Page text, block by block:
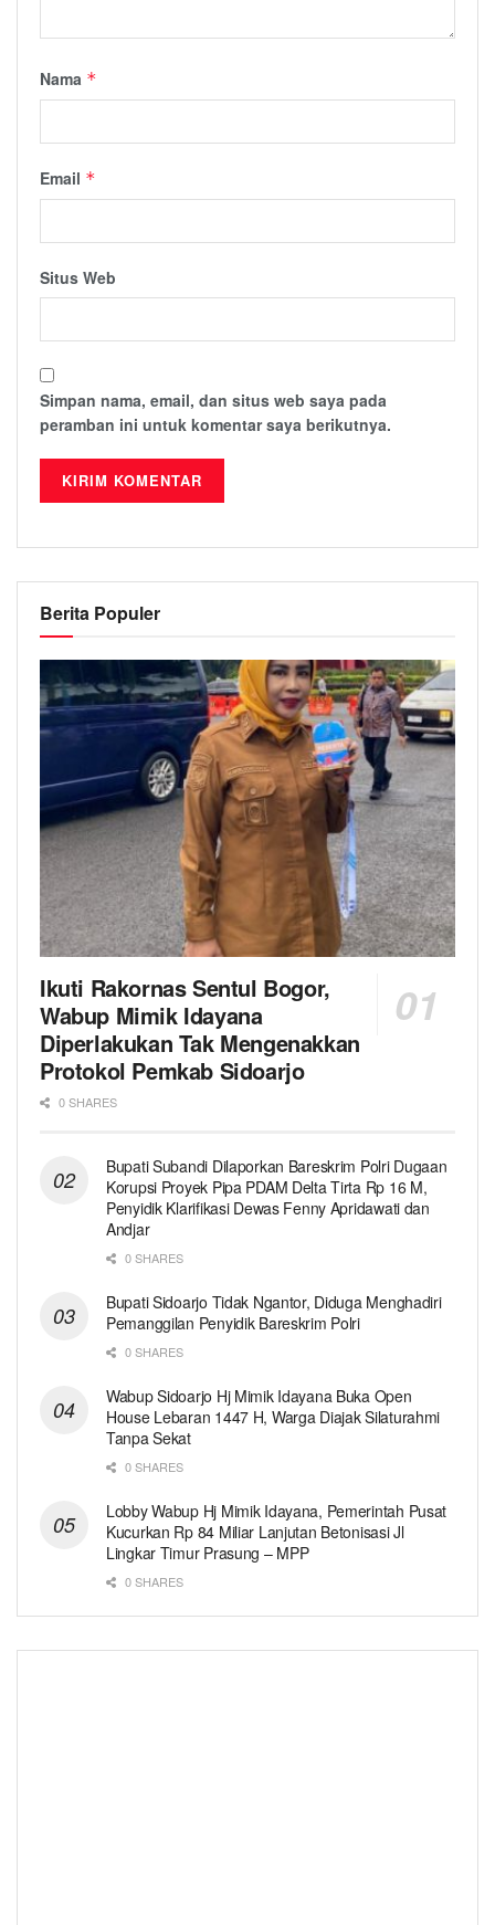
Nama *
Email *
Situs Web
Simpan nama, email, dan situs web saya pada
peramban ini untuk komentar saya berikutnya.
Berita Populer
Ikuti Rakornas Sentul Bogor,
Wabup Mimik Idayana
Diperlakukan Tak Mengenakkan
Protokol Pemkab Sidoarjo
0 SHARES
Bupati Subandi Dilaporkan Bareskrim Polri Dugaan
Korupsi Proyek Pipa PDAM Delta Tirta Rp 16 M,
Penyidik Klarifikasi Dewas Fenny Apridawati dan
Andjar
0 SHARES
Bupati Sidoarjo Tidak Ngantor, Diduga Menghadiri
Pemanggilan Penyidik Bareskrim Polri
0 SHARES
Wabup Sidoarjo Hj Mimik Idayana Buka Open
House Lebaran 1447 H, Warga Diajak Silaturahmi
Tanpa Sekat
0 SHARES
Lobby Wabup Hj Mimik Idayana, Pemerintah Pusat
Kucurkan Rp 84 Miliar Lanjutan Betonisasi Jl
Lingkar Timur Prasung – MPP
0 SHARES